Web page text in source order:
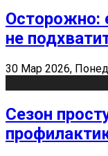
Осторожно:
не
30 Мар 2026,
Сезон